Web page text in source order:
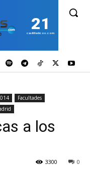
21
casiMedicos.com
Facultades
a los
0
3300